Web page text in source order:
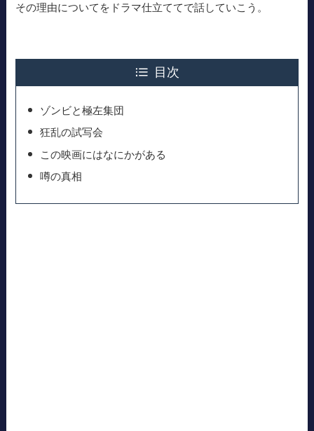
その理由についてをドラマ仕立ててで話していこう。
目次
ゾンビと極左集団
狂乱の試写会
この映画にはなにかがある
噂の真相